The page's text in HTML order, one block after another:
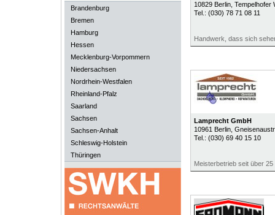
Brandenburg
Bremen
Hamburg
Hessen
Mecklenburg-Vorpommern
Niedersachsen
Nordrhein-Westfalen
Rheinland-Pfalz
Saarland
Sachsen
Sachsen-Anhalt
Schleswig-Holstein
Thüringen
10829 Berlin, Tempelhofer
Tel.: (030) 78 71 08 11
Handwerk, dass sich
Lamprecht GmbH
10961 Berlin,
Tel.: (030) 69 40 15 10
Meisterbetrieb seit über 25